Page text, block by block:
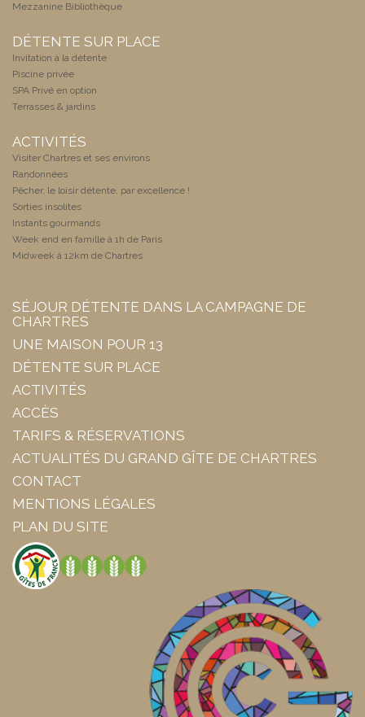
Mezzanine Bibliothèque
DÉTENTE SUR PLACE
Invitation à la détente
Piscine privée
SPA Privé en option
Terrasses & jardins
ACTIVITÉS
Visiter Chartres et ses environs
Randonnées
Pêcher, le loisir détente, par excellence !
Sorties insolites
Instants gourmands
Week end en famille à 1h de Paris
Midweek à 12km de Chartres
SÉJOUR DÉTENTE DANS LA CAMPAGNE DE
CHARTRES
UNE MAISON POUR 13
DÉTENTE SUR PLACE
ACTIVITÉS
ACCÈS
TARIFS & RÉSERVATIONS
ACTUALITÉS DU GRAND GÎTE DE CHARTRES
CONTACT
MENTIONS LÉGALES
PLAN DU SITE